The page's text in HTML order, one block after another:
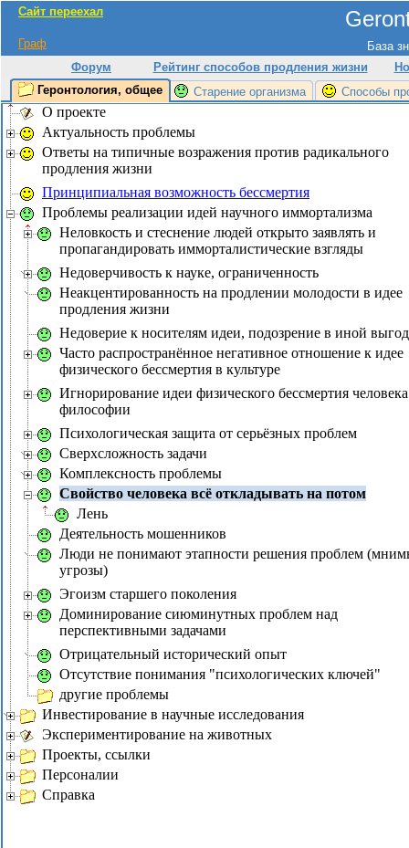
Сайт переехал
База
Граф
Форум
Рейтинг способов продления жизни
Геронтология, общее
Старение организма Способы
О проекте
Актуальность проблемы
Ответы на типичные возражения против радикального
продления жизни
Принципиальная возможность бессмертия
Проблемы реализации идей научного иммортализма
Неловкость и стеснение людей открыто заявлять и
пропагандировать имморталистические взгляды
Недоверчивость к науке, ограниченность
Неакцентированность на продлении молодости в идее
продления жизни
Недоверие к носителям идеи, подозрение в иной
Часто распространённое негативное отношение к идее
физического бессмертия в культуре
Игнорирование идеи физического бессмертия
философии
Психологическая защита от серьёзных проблем
Сверхсложность задачи
Комплексность проблемы
Свойство человека всё откладывать на потом
Лень
Деятельность мошенников
Люди не понимают этапности решения проблем
угрозы)
Эгоизм старшего поколения
Доминирование сиюминутных проблем над
перспективными задачами
Отрицательный исторический опыт
Отсутствие понимания "психологических ключей"
другие проблемы
Инвестирование в научные исследования
Экспериментирование на животных
Проекты, ссылки
Персоналии
Справка